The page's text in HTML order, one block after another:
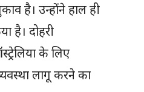
है। उन्होंने हाल ही
है। दोहरी
के लिए
लागू करने का